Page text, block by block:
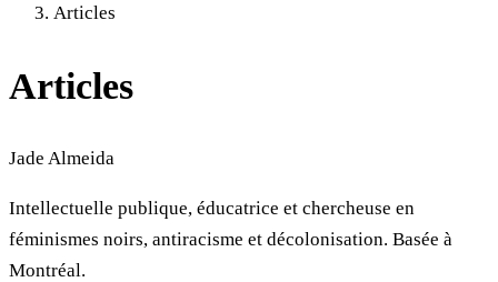
Articles
Articles
Jade Almeida
Intellectuelle publique, éducatrice et chercheuse en
féminismes noirs, antiracisme et décolonisation. Basée à
Montréal.